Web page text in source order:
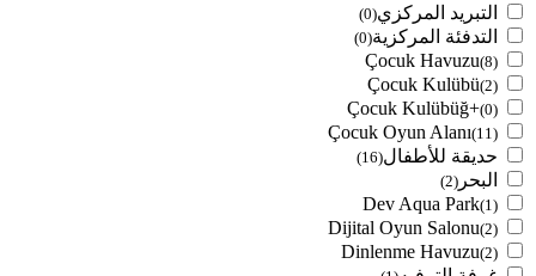
التبريد المركزي(0)
التدفئة المركزية(0)
Çocuk Havuzu(8)
Çocuk Kulübü(2)
Çocuk Kulübüğ+(0)
Çocuk Oyun Alanı(11)
حديقة للأطفال(16)
البحر (2)
Dev Aqua Park(1)
Dijital Oyun Salonu(2)
Dinlenme Havuzu(2)